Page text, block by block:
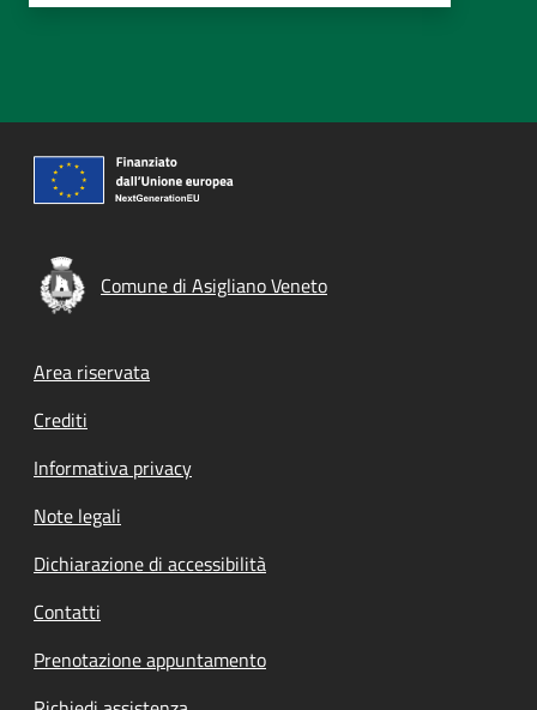
Comune di Asigliano Veneto
Footer menu
Area riservata
Crediti
Informativa privacy
Note legali
Dichiarazione di accessibilità
Contatti
Prenotazione appuntamento